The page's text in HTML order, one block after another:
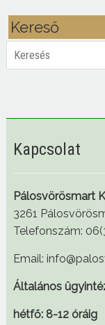
Kereső
Keresés
Kapcsolat
Pálosvörösmart
3261
Telefonszám:
Email:
Általános
hétfő: 8-12 óráig